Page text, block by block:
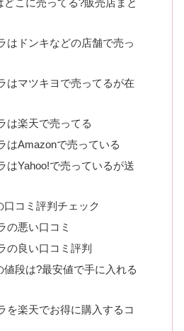
はドンキなどの店舗で売っ
はマツキヨで売ってるが在
は楽天で売ってる
はAmazonで売っている
はYahoo!で売っているが送
口コミ評判チェック
の悪い口コミ
の良い口コミ評判
値段は?最安値で手に入れる
を楽天でお得に購入するコ